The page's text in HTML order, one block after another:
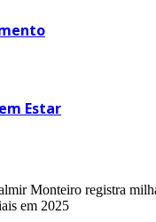
Estar
Monteiro registra
em 2025